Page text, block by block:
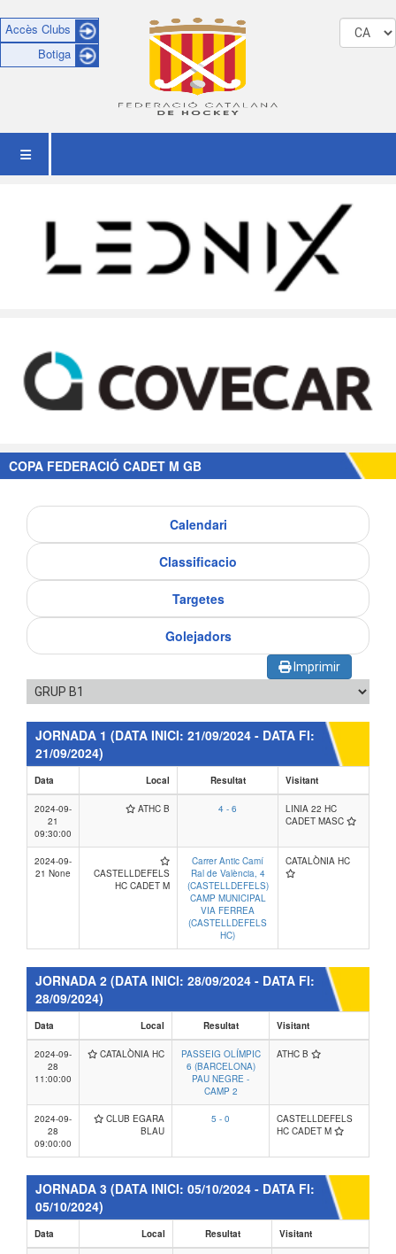
Accès Clubs
Botiga
COPA FEDERACIÓ CADET M GB
Calendari
Classificacio
Targetes
Golejadors
Imprimir
JORNADA 1 (DATA INICI: 21/09/2024 - DATA FI:
21/09/2024)
Data Local Resultat Visitant
2024-09-
21
09:30:00
ATHC B 4 - 6
LINIA 22 HC
CADET MASC
2024-09-
21 None
CASTELLDEFELS
HC CADET M
Carrer Antic Camí
Ral de València, 4
(CASTELLDEFELS)
CAMP MUNICIPAL
VIA FERREA
(CASTELLDEFELS
HC)
CATALÒNIA HC
JORNADA 2 (DATA INICI: 28/09/2024 - DATA FI:
28/09/2024)
Data Local Resultat Visitant
2024-09-
28
11:00:00
CATALÒNIA HC
PASSEIG OLÍMPIC
6 (BARCELONA)
PAU NEGRE -
CAMP 2
ATHC B
2024-09-
28
09:00:00
CLUB EGARA
BLAU
5 - 0
CASTELLDEFELS
HC CADET M
JORNADA 3 (DATA INICI: 05/10/2024 - DATA FI:
05/10/2024)
Data Local Resultat Visitant